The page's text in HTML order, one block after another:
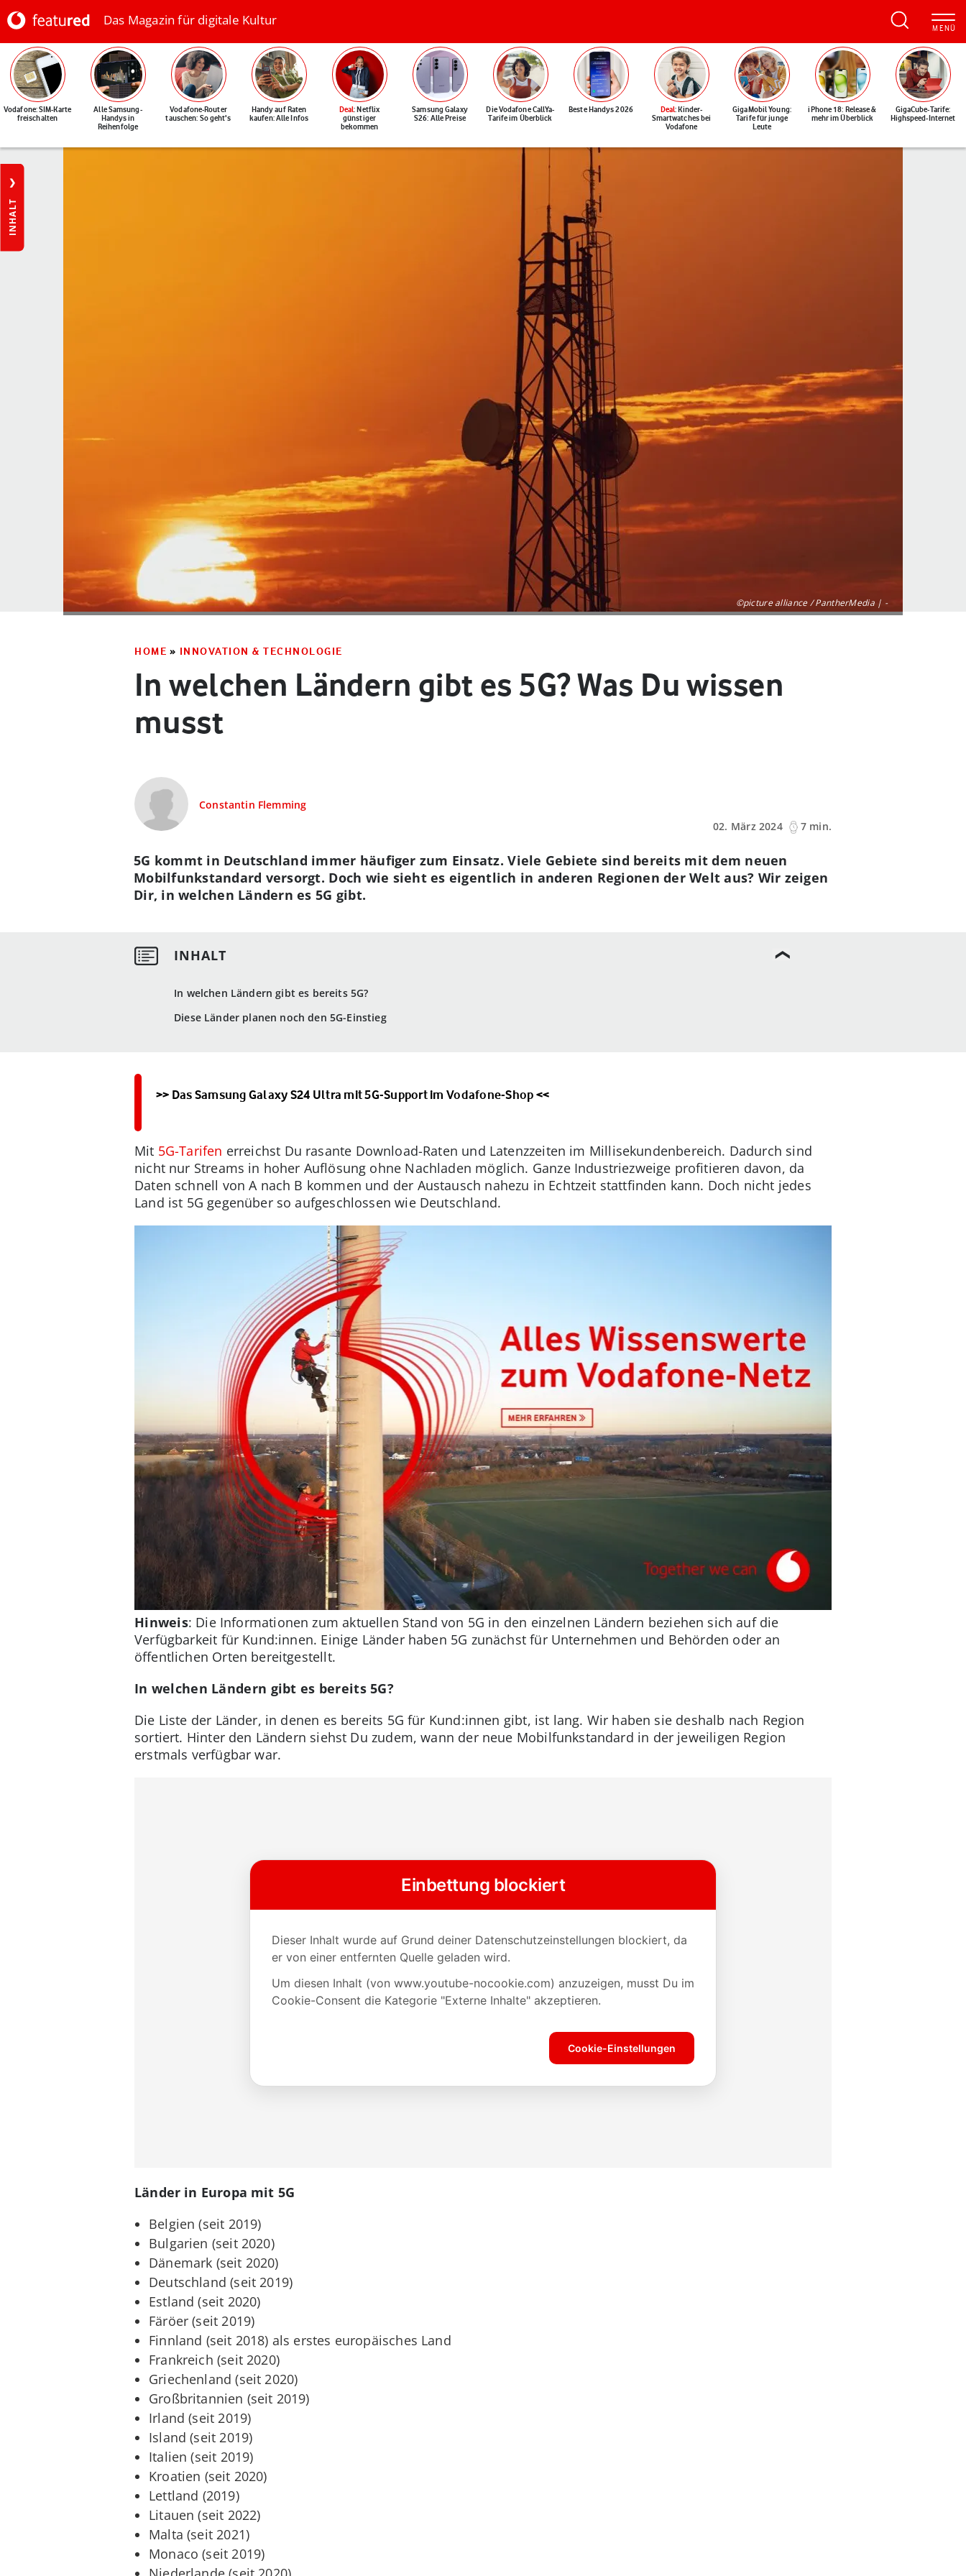
Das Magazin für digitale Kultur
Vodafone: SIM-Karte
freischalten
Alle Samsung-
Handys in
Reihenfolge
Vodafone-Router
tauschen: So geht's
Handy auf Raten
kaufen: Alle Infos
Deal: Netflix
günstiger
bekommen
Samsung Galaxy
S26: Alle Preise
Die Vodafone CallYa-
Tarife im Überblick
Beste Handys 2026 Deal: Kinder-
Smartwatches bei
Vodafone
GigaMobil Young:
Tarife für junge
Leute
iPhone 18: Release &
mehr im Überblick
GigaCube-Tarife:
Highspeed-Internet
INHALT
©picture alliance / PantherMedia | -
HOME » INNOVATION & TECHNOLOGIE
In welchen Ländern gibt es 5G? Was Du wissen
musst
Constantin Flemming
02. März 2024
7 min.
In welchen Ländern gibt es bereits 5G?
Diese Länder planen noch den 5G-Einstieg
5G kommt in Deutschland immer häufiger zum Einsatz. Viele Gebiete sind bereits mit dem neuen
Mobilfunkstandard versorgt. Doch wie sieht es eigentlich in anderen Regionen der Welt aus? Wir zeigen
Dir, in welchen Ländern es 5G gibt.
>> Das Samsung Galaxy S24 Ultra mit 5G-Support im Vodafone-Shop <<
Mit 5G-Tarifen erreichst Du rasante Download-Raten und Latenzzeiten im Millisekundenbereich. Dadurch sind
nicht nur Streams in hoher Auflösung ohne Nachladen möglich. Ganze Industriezweige profitieren davon, da
Daten schnell von A nach B kommen und der Austausch nahezu in Echtzeit stattfinden kann. Doch nicht jedes
Land ist 5G gegenüber so aufgeschlossen wie Deutschland.
Hinweis: Die Informationen zum aktuellen Stand von 5G in den einzelnen Ländern beziehen sich auf die
Verfügbarkeit für Kund:innen. Einige Länder haben 5G zunächst für Unternehmen und Behörden oder an
öffentlichen Orten bereitgestellt.
In welchen Ländern gibt es bereits 5G?
Die Liste der Länder, in denen es bereits 5G für Kund:innen gibt, ist lang. Wir haben sie deshalb nach Region
sortiert. Hinter den Ländern siehst Du zudem, wann der neue Mobilfunkstandard in der jeweiligen Region
erstmals verfügbar war.
Länder in Europa mit 5G
Belgien (seit 2019)
Bulgarien (seit 2020)
Dänemark (seit 2020)
Deutschland (seit 2019)
Estland (seit 2020)
Färöer (seit 2019)
Finnland (seit 2018) als erstes europäisches Land
Frankreich (seit 2020)
Griechenland (seit 2020)
Großbritannien (seit 2019)
Irland (seit 2019)
Island (seit 2019)
Italien (seit 2019)
Kroatien (seit 2020)
Lettland (2019)
Litauen (seit 2022)
Malta (seit 2021)
Monaco (seit 2019)